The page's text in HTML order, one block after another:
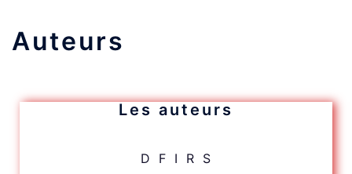
Auteurs
Les auteurs
D F I R S